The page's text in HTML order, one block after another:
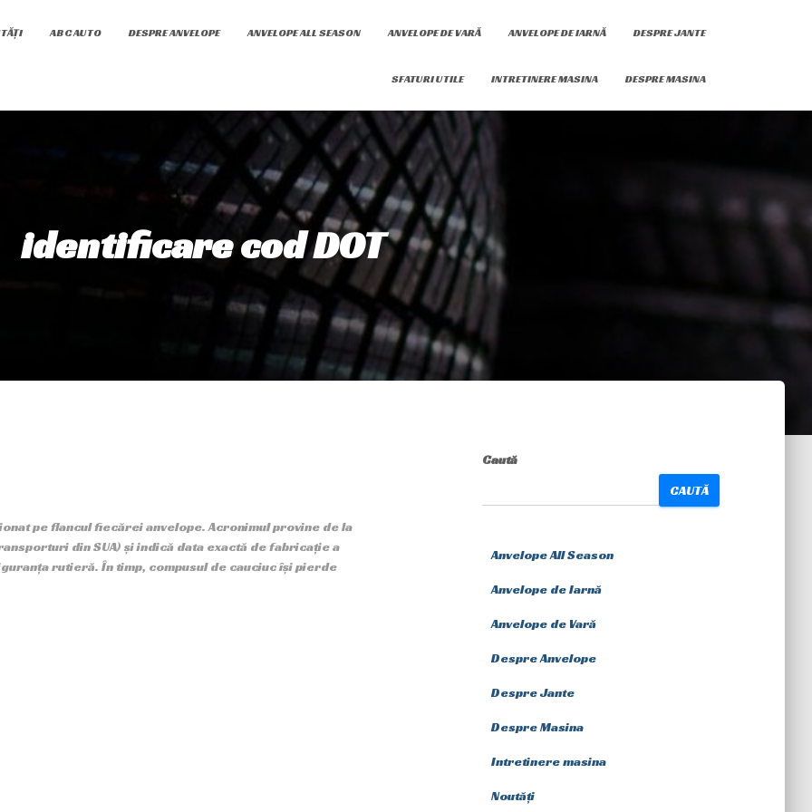
ABC AUTO DESPRE ANVELOPE ANVELOPE ALL SEASON ANVELOPE DE VARĂ ANVELOPE DE IARNĂ DESPRE JANTE
SFATURI UTILE INTRETINERE MASINA DESPRE MASINA
identificare cod DOT
pe flancul fiecărei anvelope. Acronimul provine de la
din SUA) și indică data exactă de fabricație a
rutieră. În timp, compusul de cauciuc își pierde
Caută
CAUTĂ
Anvelope All Season
Anvelope de Iarnă
Anvelope de Vară
Despre Anvelope
Despre Jante
Despre Masina
Intretinere masina
Noutăți